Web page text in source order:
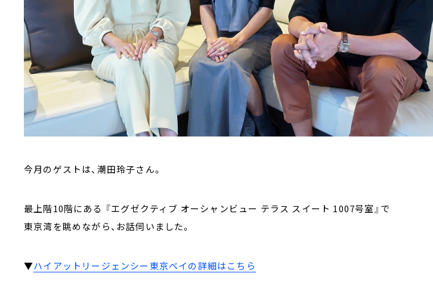
今月のゲストは、潮田玲子さん。
最上階10階にある 『エグゼクティブ オーシャンビュー テラス スイート 1007号室』で
東京湾を眺めながら、お話伺いました。
▼ハイアットリージェンシー東京ベイの詳細はこちら